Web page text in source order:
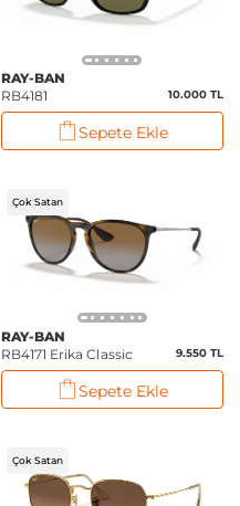
RAY-BAN
RB4181
10.000 TL
Sepete Ekle
Çok Satan
RAY-BAN
RB4171 Erika Classic
9.550 TL
Sepete Ekle
Çok Satan